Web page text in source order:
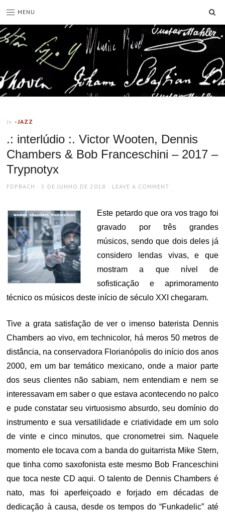
MENU
In -JAZZ
.: interlúdio :. Victor Wooten, Dennis
Chambers & Bob Franceschini – 2017 –
Trypnotyx
AUTHOR
FDPBACH
POSTED
5 DE JUNHO DE 2018 LEAVE A COMMENT
Este petardo que ora vos trago foi
gravado por três grandes
músicos, sendo que dois deles já
considero lendas vivas, e que
mostram a que nível de
sofisticação e aprimoramento
técnico os músicos deste início de século XXI chegaram.
Tive a grata satisfação de ver o imenso baterista Dennis
Chambers ao vivo, em technicolor, há meros 50 metros de
distância, na conservadora Florianópolis do início dos anos
2000, em um bar temático mexicano, onde a maior parte
dos seus clientes não sabiam, nem entendiam e nem se
interessavam em saber o que estava acontecendo no palco
e pude constatar seu virtuosismo absurdo, seu domínio do
instrumento e sua versatilidade e criatividade em um solo
de vinte e cinco minutos, que cronometrei sim. Naquele
momento ele tocava com a banda do guitarrista Mike Stern,
que tinha como saxofonista este mesmo Bob Franceschini
que toca neste CD aqui. O talento de Dennis Chambers é
nato, mas foi aperfeiçoado e forjado em décadas de
dedicação à causa, desde os tempos do “Funkadelic” até